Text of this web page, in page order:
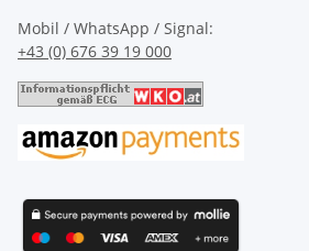
Mobil / WhatsApp / Signal:
+43 (0) 676 39 19 000